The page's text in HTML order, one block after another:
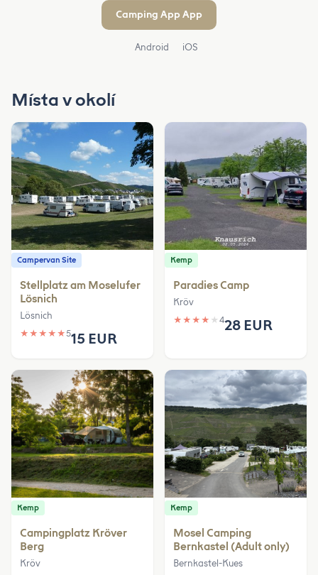
Camping App App
Android iOS
Místa v okolí
Campervan Site
Stellplatz am Moselufer
Lösnich
Lösnich
★ ★ ★ ★ ★515 EUR
Kemp
Paradies Camp
Kröv
★ ★ ★ ★ ★ 428 EUR
Kemp
Campingplatz Kröver
Berg
Kröv
Kemp
Mosel Camping
Bernkastel (Adult only)
Bernkastel-Kues